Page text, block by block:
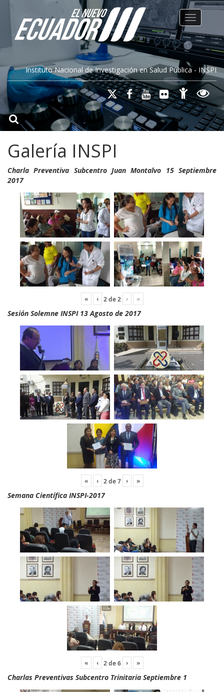
Instituto Nacional de Investigación en Salud Pública - INSPI
Toggle
Galería INSPI
Charla Preventiva Subcentro Juan Montalvo 15 Septiembre
2017
« ‹ 2de2 › »
Sesión Solemne INSPI 13 Agosto de 2017
« ‹ 2de7 › »
Semana Científica INSPI-2017
« ‹ 2de6 › »
Charlas Preventivas Subcentro Trinitaria Septiembre 1